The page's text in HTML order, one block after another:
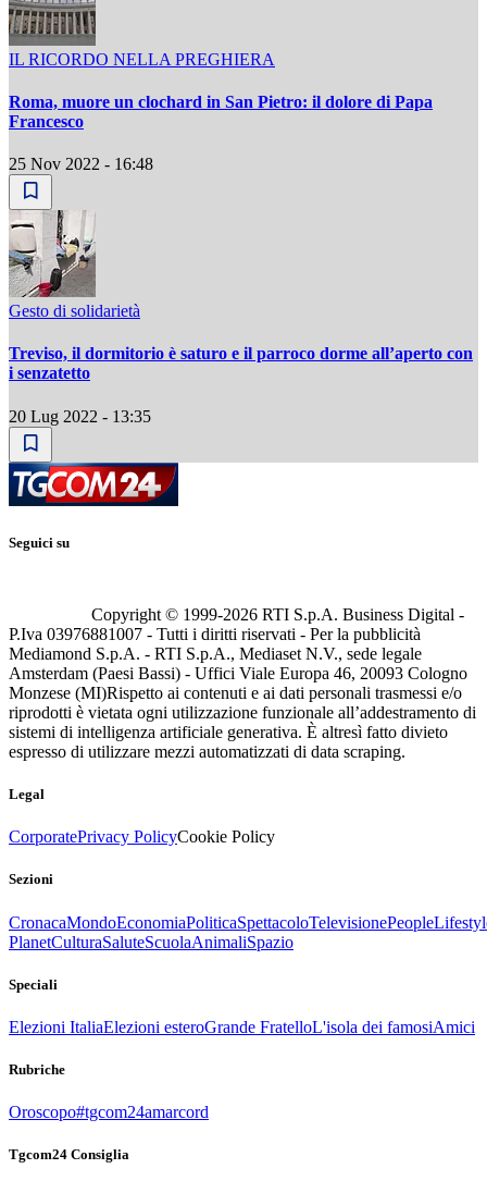
IL RICORDO NELLA PREGHIERA
Roma, muore un clochard in San Pietro: il dolore di Papa
Francesco
25 Nov 2022 - 16:48
Gesto di solidarietà
Treviso, il dormitorio è saturo e il parroco dorme all’aperto con
i senzatetto
20 Lug 2022 - 13:35
Seguici su
Copyright © 1999-2026 RTI S.p.A. Business Digital -
P.Iva 03976881007 - Tutti i diritti riservati - Per la pubblicità
Mediamond S.p.A. - RTI S.p.A., Mediaset N.V., sede legale
Amsterdam (Paesi Bassi) - Uffici Viale Europa 46, 20093 Cologno
Monzese (MI)Rispetto ai contenuti e ai dati personali trasmessi e/o
riprodotti è vietata ogni utilizzazione funzionale all’addestramento di
sistemi di intelligenza artificiale generativa. È altresì fatto divieto
espresso di utilizzare mezzi automatizzati di data scraping.
Legal
CorporatePrivacy PolicyCookie Policy
Sezioni
CronacaMondoEconomiaPoliticaSpettacoloTelevisionePeople
PlanetCulturaSaluteScuolaAnimaliSpazio
Speciali
Elezioni ItaliaElezioni esteroGrande FratelloL'isola dei famosiAmici
Rubriche
Oroscopo#tgcom24amarcord
Tgcom24 Consiglia